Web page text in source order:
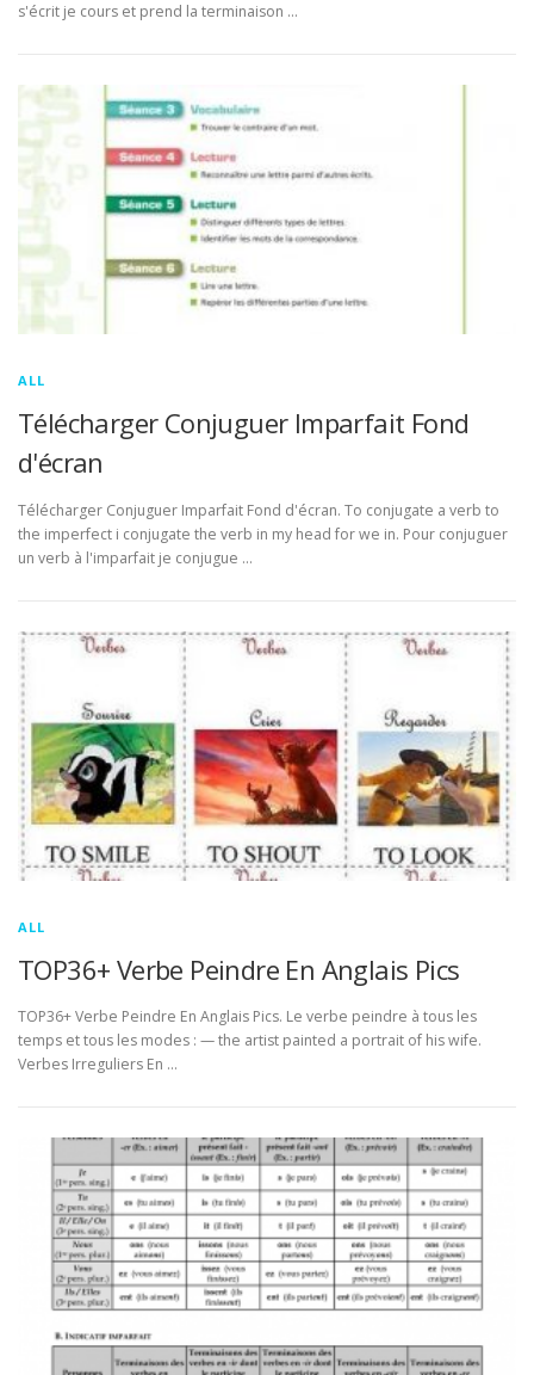
s'écrit je cours et prend la terminaison …
ALL
Télécharger Conjuguer Imparfait Fond
d'écran
Télécharger Conjuguer Imparfait Fond d'écran. To conjugate a verb to
the imperfect i conjugate the verb in my head for we in. Pour conjuguer
un verb à l'imparfait je conjugue …
ALL
TOP36+ Verbe Peindre En Anglais Pics
TOP36+ Verbe Peindre En Anglais Pics. Le verbe peindre à tous les
temps et tous les modes : — the artist painted a portrait of his wife.
Verbes Irreguliers En …